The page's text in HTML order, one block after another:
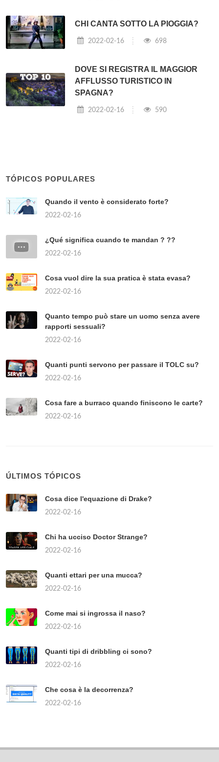
CHI CANTA SOTTO LA PIOGGIA?
2022-02-16 698
DOVE SI REGISTRA IL MAGGIOR
AFFLUSSO TURISTICO IN
SPAGNA?
2022-02-16 590
TÓPICOS POPULARES
Quando il vento è considerato forte?
2022-02-16
¿Qué significa cuando te mandan ? ??
2022-02-16
Cosa vuol dire la sua pratica è stata evasa?
2022-02-16
Quanto tempo può stare un uomo senza avere
rapporti sessuali?
2022-02-16
Quanti punti servono per passare il TOLC su?
2022-02-16
Cosa fare a burraco quando finiscono le carte?
2022-02-16
ÚLTIMOS TÓPICOS
Cosa dice l'equazione di Drake?
2022-02-16
Chi ha ucciso Doctor Strange?
2022-02-16
Quanti ettari per una mucca?
2022-02-16
Come mai si ingrossa il naso?
2022-02-16
Quanti tipi di dribbling ci sono?
2022-02-16
Che cosa è la decorrenza?
2022-02-16